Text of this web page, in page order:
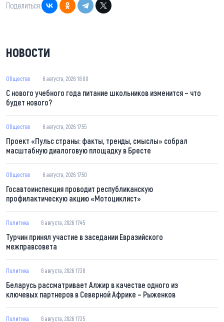
Поделиться:
НОВОСТИ
Общество 6 августа, 2026 18:00
С нового учебного года питание школьников изменится – что
будет нового?
Общество 6 августа, 2026 17:55
Проект «Пульс страны: факты, тренды, смыслы» собрал
масштабную диалоговую площадку в Бресте
Общество 6 августа, 2026 17:50
Госавтоинспекция проводит республиканскую
профилактическую акцию «Мотоциклист»
Политика 6 августа, 2026 17:45
Турчин принял участие в заседании Евразийского
межправсовета
Политика 6 августа, 2026 17:38
Беларусь рассматривает Алжир в качестве одного из
ключевых партнеров в Северной Африке – Рыженков
Политика 6 августа, 2026 17:35